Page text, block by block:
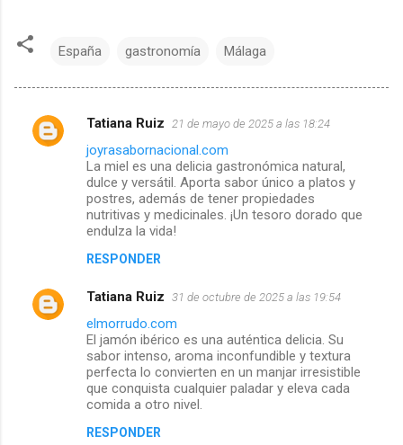
España gastronomía Málaga
C
t
Tatiana Ruiz 21 de mayo de 2025 a las 18:24
joyrasabornacional.com
La miel es una delicia gastronómica natural,
dulce y versátil. Aporta sabor único a platos y
postres, además de tener propiedades
nutritivas y medicinales. ¡Un tesoro dorado que
endulza la vida!
RESPONDER
Tatiana Ruiz 31 de octubre de 2025 a las 19:54
elmorrudo.com
El jamón ibérico es una auténtica delicia. Su
sabor intenso, aroma inconfundible y textura
perfecta lo convierten en un manjar irresistible
que conquista cualquier paladar y eleva cada
comida a otro nivel.
RESPONDER